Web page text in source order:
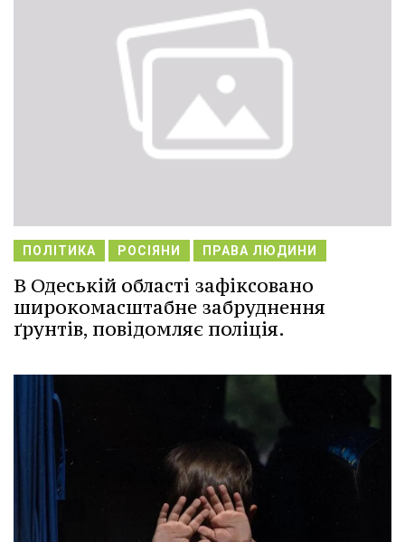
ПОЛІТИКА РОСІЯНИ ПРАВА ЛЮДИНИ
В Одеській області зафіксовано
широкомасштабне забруднення
ґрунтів, повідомляє поліція.